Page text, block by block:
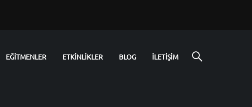
EĞİTMENLER ETKİNLİKLER BLOG İLETİŞİM